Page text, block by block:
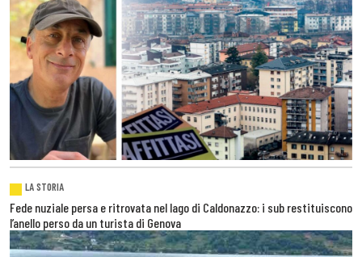
LA STORIA
Fede nuziale persa e ritrovata nel lago di Caldonazzo: i sub restituiscono
l’anello perso da un turista di Genova